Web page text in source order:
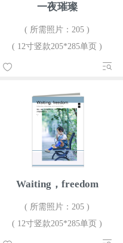
一夜璀璨
( 所需照片：205 )
( 12寸竖款205*285单页 )
Waiting，freedom
( 所需照片：205 )
( 12寸竖款205*285单页 )